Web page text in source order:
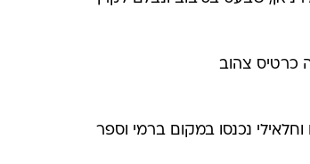
נכנסו במקום ברמי וספר